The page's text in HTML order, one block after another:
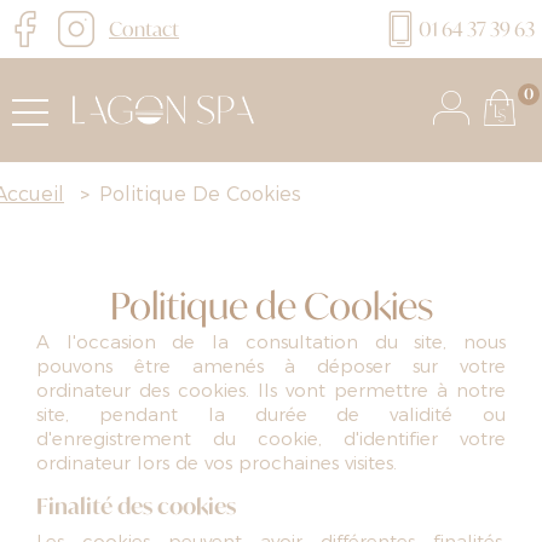
Contact 01 64 37 39 63
0
> Politique De Cookies
Politique de Cookies
A l'occasion de la consultation du site, nous
pouvons être amenés à déposer sur votre
ordinateur des cookies. Ils vont permettre à notre
site, pendant la durée de validité ou
d'enregistrement du cookie, d'identifier votre
ordinateur lors de vos prochaines visites.
Finalité des cookies